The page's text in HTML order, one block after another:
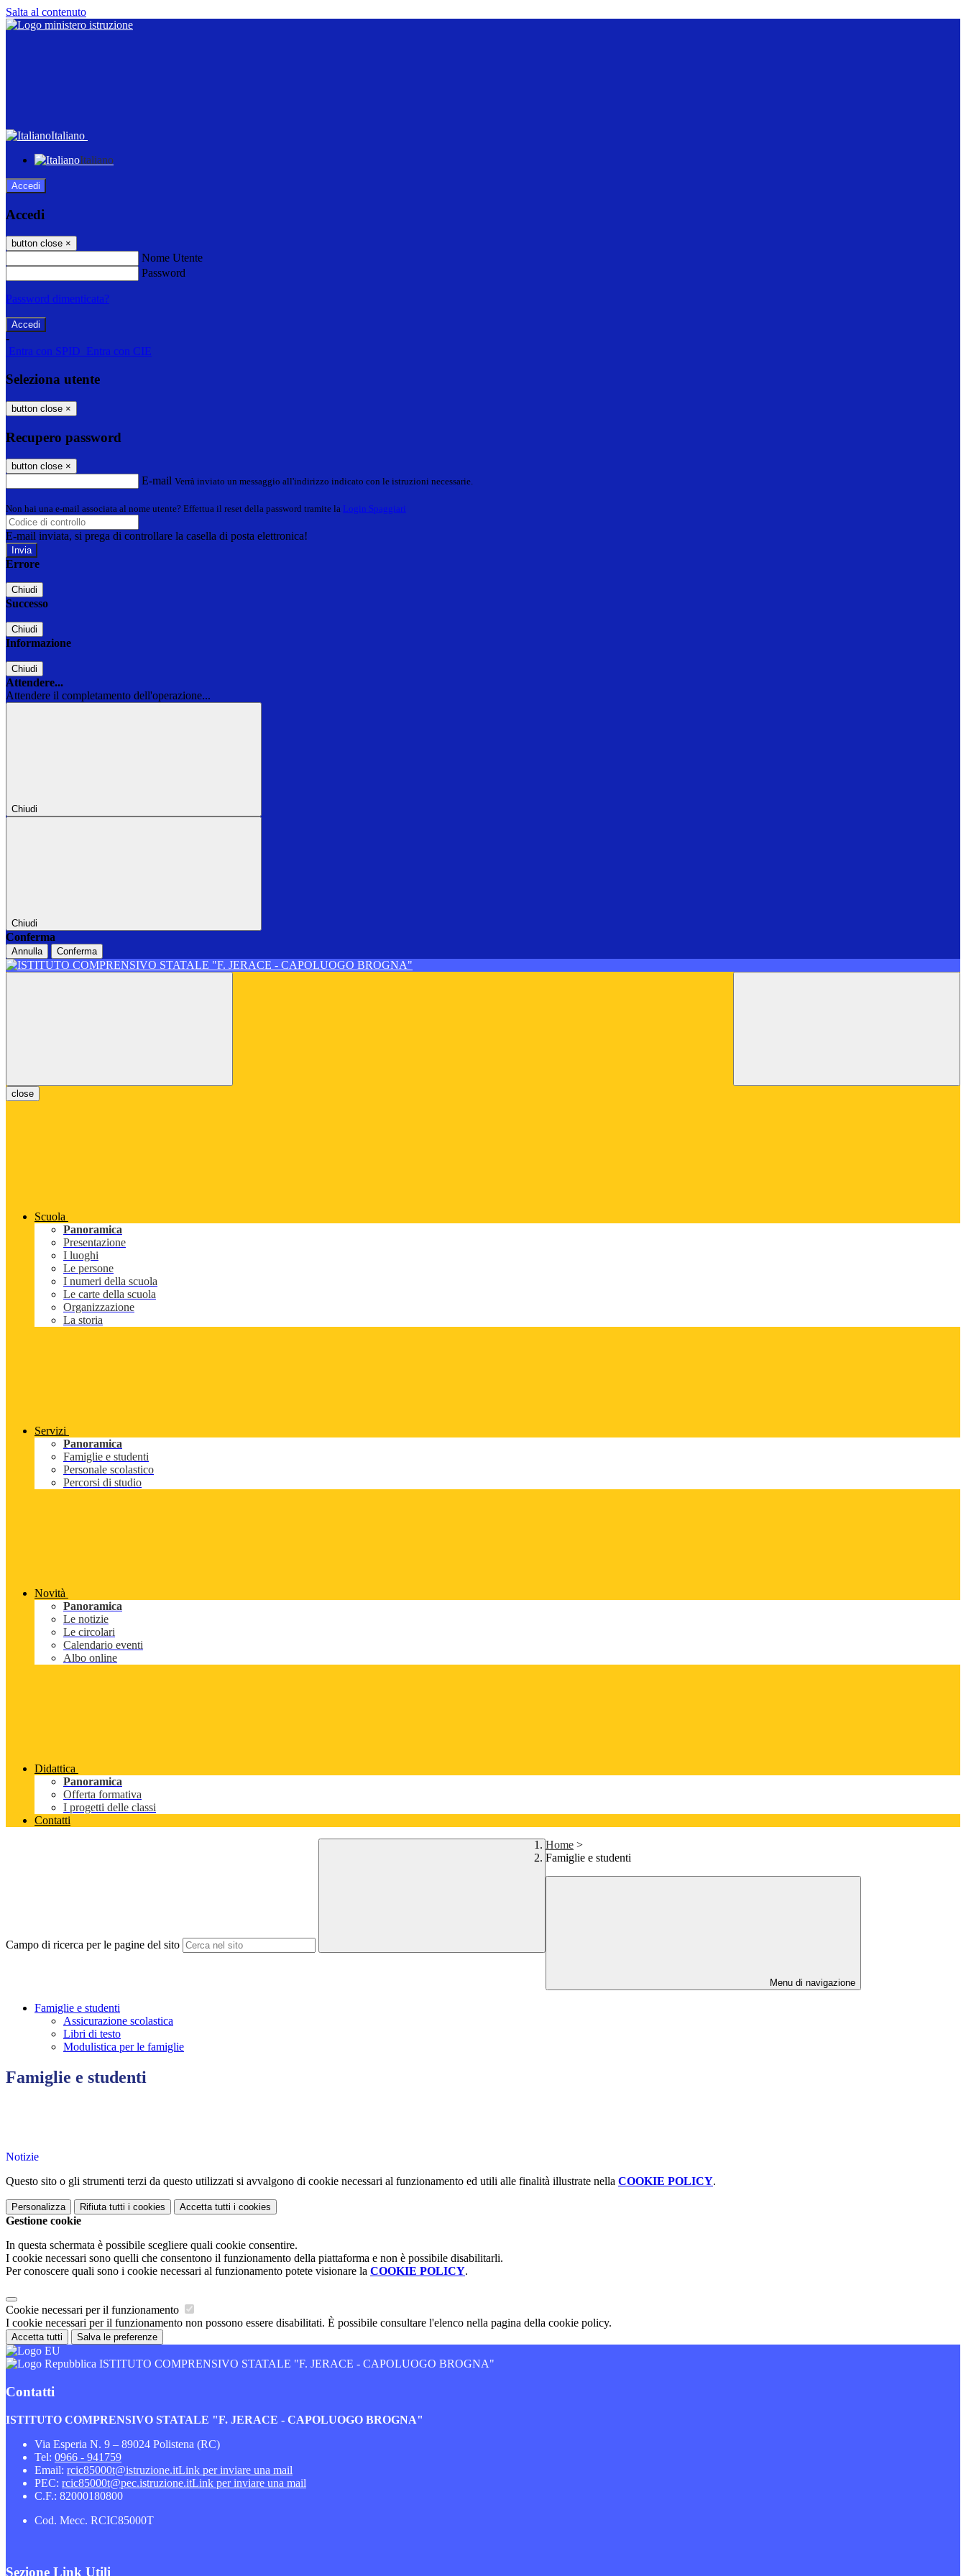
Salta al contenuto
Italiano
Italiano
Accedi
Accedi
button close ×
Nome Utente
Password
Password dimenticata?
-
Entra con SPID Entra con CIE
Seleziona utente
button close ×
Recupero password
button close ×
E-mail Verrà inviato un messaggio all'indirizzo indicato con le istruzioni necessarie.
Non hai una e-mail associata al nome utente? Effettua il reset della password tramite la Login Spaggiari
E-mail inviata, si prega di controllare la casella di posta elettronica!
Errore
Chiudi
Successo
Chiudi
Informazione
Chiudi
Attendere...
Attendere il completamento dell'operazione...
Chiudi
Chiudi
Conferma
Annulla Conferma
close
Scuola
Panoramica
Presentazione
I luoghi
Le persone
I numeri della scuola
Le carte della scuola
Organizzazione
La storia
Servizi
Panoramica
Famiglie e studenti
Personale scolastico
Percorsi di studio
Novità
Panoramica
Le notizie
Le circolari
Calendario eventi
Albo online
Didattica
Panoramica
Offerta formativa
I progetti delle classi
Contatti
Campo di ricerca per le pagine del sito
Home >
Famiglie e studenti
Menu di navigazione
Famiglie e studenti
Assicurazione scolastica
Libri di testo
Modulistica per le famiglie
Famiglie e studenti
Notizie
Questo sito o gli strumenti terzi da questo utilizzati si avvalgono di cookie necessari al funzionamento ed utili alle finalità illustrate nella COOKIE POLICY.
Personalizza Rifiuta tutti i cookies Accetta tutti i cookies
Gestione cookie
In questa schermata è possibile scegliere quali cookie consentire.
I cookie necessari sono quelli che consentono il funzionamento della piattaforma e non è possibile disabilitarli.
Per conoscere quali sono i cookie necessari al funzionamento potete visionare la COOKIE POLICY.
Cookie necessari per il funzionamento
I cookie necessari per il funzionamento non possono essere disabilitati. È possibile consultare l'elenco nella pagina della cookie policy.
Accetta tutti Salva le preferenze
ISTITUTO COMPRENSIVO STATALE "F. JERACE - CAPOLUOGO BROGNA"
Contatti
ISTITUTO COMPRENSIVO STATALE "F. JERACE - CAPOLUOGO BROGNA"
Via Esperia N. 9 – 89024 Polistena (RC)
Tel: 0966 - 941759
Email: rcic85000t@istruzione.itLink per inviare una mail
PEC: rcic85000t@pec.istruzione.itLink per inviare una mail
C.F.: 82000180800
Cod. Mecc. RCIC85000T
Sezione Link Utili